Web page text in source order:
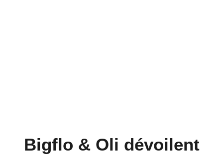
Bigflo & Oli dévoilent